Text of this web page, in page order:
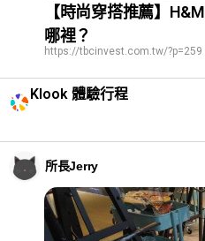
【時尚穿搭推薦】
哪裡？
https://tbcinvest.com.tw/?p=259
Klook 體驗行程
所長Jerry